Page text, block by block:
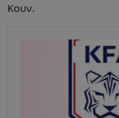
Κουν.